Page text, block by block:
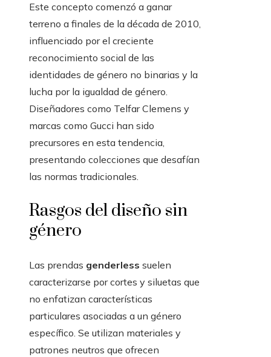
Este concepto comenzó a ganar
terreno a finales de la década de 2010,
influenciado por el creciente
reconocimiento social de las
identidades de género no binarias y la
lucha por la igualdad de género.
Diseñadores como Telfar Clemens y
marcas como Gucci han sido
precursores en esta tendencia,
presentando colecciones que desafían
las normas tradicionales.
Rasgos del diseño sin
género
Las prendas genderless suelen
caracterizarse por cortes y siluetas que
no enfatizan características
particulares asociadas a un género
específico. Se utilizan materiales y
patrones neutros que ofrecen